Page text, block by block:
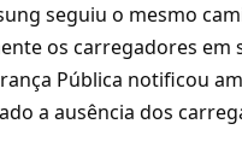
seguiu o mesmo
os carregadores em
Pública notificou
a ausência dos